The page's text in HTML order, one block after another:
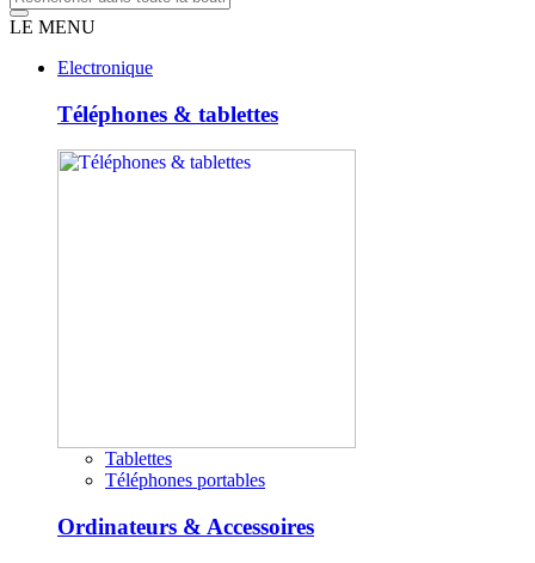
LE MENU
Electronique
Téléphones & tablettes
Tablettes
Téléphones portables
Ordinateurs & Accessoires